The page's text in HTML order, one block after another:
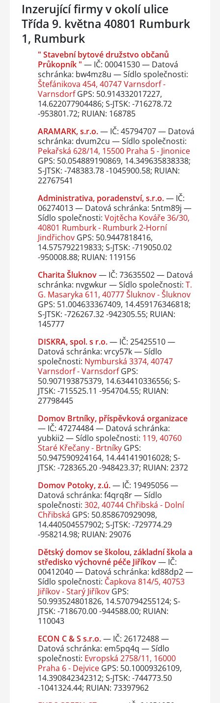
Inzerující firmy v okolí ulice
Třída 9. května 40801 Rumburk
1, Rumburk
" Stavební bytové družstvo občanů
Průkopník " — IČ: 00041530 — Datová
schránka: bw4mz8u — Sídlo společnosti:
Štefánikova 454, 40747 Varnsdorf -
VarnsdorfGPS: 50.914332017227,
14.622077904486; S-JTSK: -716278.72
-953801.72; RUIAN: 168785
ARAMARK, s.r.o.— IČ: 45794707 — Datová
schránka: dvum2cu — Sídlo společnosti:
Pekařská 628/14, 15500 Praha 5 - Jinonice
GPS: 50.054889190869, 14.349635838338;
S-JTSK: -748383.78 -1045900.58; RUIAN:
22767541
Administrativa, poradenství, s.r.o.— IČ:
06274013 — Datová schránka: 5ntm89j —
Sídlo společnosti: Vojtěcha Kováře 36/30,
40801 Rumburk - Rumburk 2-Horní
JindřichovGPS: 50.9447818416,
14.575792219833; S-JTSK: -719050.02
-950008.88; RUIAN: 119156
Charita Šluknov— IČ: 73635502 — Datová
schránka: nvgwkur — Sídlo společnosti: T.
G. Masaryka 611, 40777 Šluknov - Šluknov
GPS: 51.004633367409, 14.459176346818;
S-JTSK: -726267.32 -942305.55; RUIAN:
145777
DISKRA, spol. s r.o.— IČ: 25425510 —
Datová schránka: vrcy57k — Sídlo
společnosti: Nymburská 3374, 40747
Varnsdorf - VarnsdorfGPS:
50.907193875379, 14.634410336556; S-
JTSK: -715525.11 -954704.55; RUIAN:
27798445
Domov Brtníky, příspěvková organizace
— IČ: 47274484 — Datová schránka:
yubkii2 — Sídlo společnosti: 119, 40760
Staré Křečany - BrtníkyGPS:
50.947590924164, 14.441419016028; S-
JTSK: -728365.20 -948423.37; RUIAN: 2372
Domov Potoky, z.ú.— IČ: 19495056 —
Datová schránka: f4qrq8r — Sídlo
společnosti: 302, 40744 Chřibská - Dolní
Chřibská GPS: 50.858670929098,
14.440504557902; S-JTSK: -729774.29
-958214.98; RUIAN: 29076
Dětský domov se školou, základní škola a
středisko výchovné péče Jiříkov— IČ:
00412040 — Datová schránka: kd88dp2 —
Sídlo společnosti: Čapkova 814/5, 40753
Jiříkov - Starý JiříkovGPS:
50.993524801826, 14.570794255124; S-
JTSK: -718670.00 -944588.00; RUIAN:
110043
ECON C & S s.r.o.— IČ: 26172488 —
Datová schránka: em5pq4q — Sídlo
společnosti: Evropská 2758/11, 16000
Praha 6 - DejviceGPS: 50.10009326109,
14.390842342312; S-JTSK: -744773.50
-1041324.44; RUIAN: 73397962